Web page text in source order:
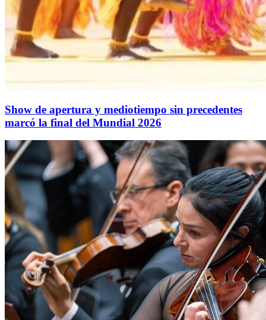
Show de apertura y mediotiempo sin precedentes
marcó la final del Mundial 2026